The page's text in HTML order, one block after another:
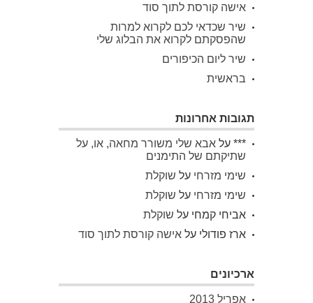
אישה קורסת לתוך סוד
שיר שכדאי לכם לקרוא למרות
שהפסקתם לקרוא את הבלוג שלי
שיר ליום הכיפורים
בראשית
תגובות אחרונות
*** על אבא שלי משורר מחאה, או, על
שתיקתם של התימנים
שימי מזרחי על שוקלת
שימי מזרחי על שוקלת
אביחי קמחי על שוקלת
ארז פודולי על אישה קורסת לתוך סוד
ארכיונים
אפריל 2013